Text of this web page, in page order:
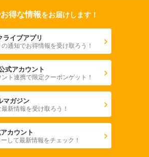
得な情報をお届けします！
ライブアプリ
通知でお得情報を受け取ろう！
式アカウント
ト連携で限定クーポンゲット！
マガジン
新情報を受け取ろう！
カウント
して最新情報をチェック！